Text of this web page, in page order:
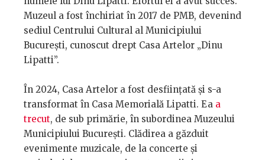
Muzeul a fost închiriat în 2017 de PMB, devenind
sediul Centrului Cultural al Municipiului
București, cunoscut drept Casa Artelor „Dinu
Lipatti”.
În 2024, Casa Artelor a fost desființată și s-a
transformat în Casa Memorială Lipatti. Ea a
trecut, de sub primărie, în subordinea Muzeului
Municipiului București. Clădirea a găzduit
evenimente muzicale, de la concerte și